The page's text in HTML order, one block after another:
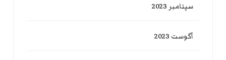
سپتامبر 2023
آگوست 2023